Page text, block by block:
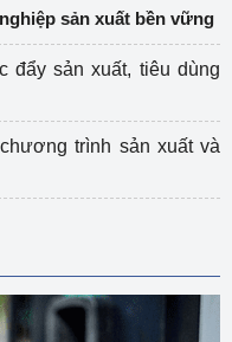
sản xuất bền vững
đẩy sản xuất, tiêu dùng
trình sản xuất và